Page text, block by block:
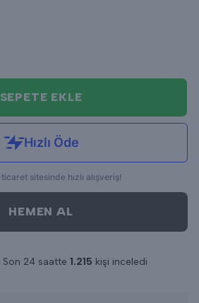
SEPETE EKLE
HEMEN AL
Son 24 saatte 1.215 kişi inceledi